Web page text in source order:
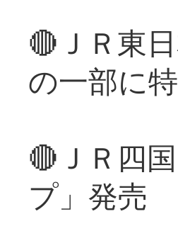
🔴ＪＲ東
の一部に
🔴ＪＲ四
プ」発売